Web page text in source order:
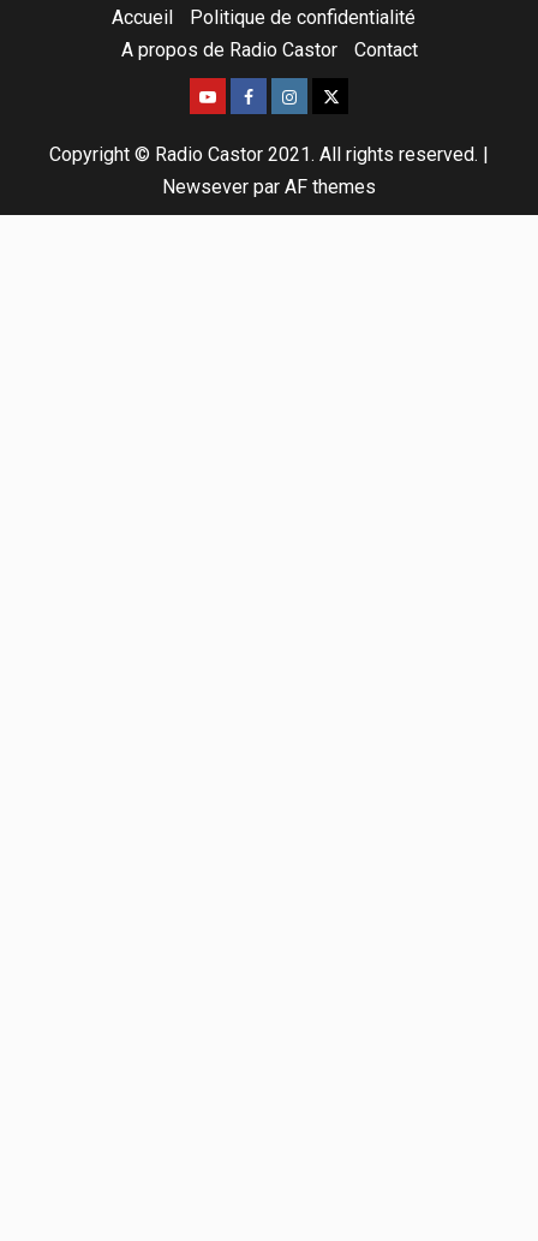
Accueil
Politique de confidentialité
A propos de Radio Castor
Contact
Copyright © Radio Castor 2021. All rights reserved. |
Newsever par AF themes